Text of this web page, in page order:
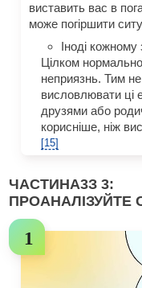
виставить вас в
може погіршити
Іноді кожному
Цілком
неприязнь. Тим
висловлювати ці
друзями або
корисніше, ніж
[15]
ЧАСТИНА3З 3:
ПРОАНАЛІЗУЙТЕ